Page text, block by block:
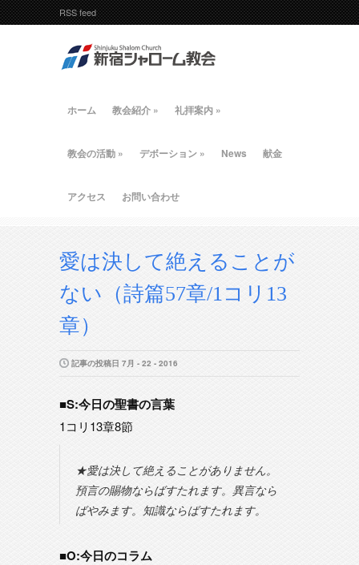
RSS feed
ホーム 教会紹介 » 礼拝案内 »
教会の活動 » デボーション » News 献金
アクセス お問い合わせ
愛は決して絶えることが
ない（詩篇57章/1コリ13
章）
記事の投稿日 7月 - 22 - 2016
■S:今日の聖書の言葉
1コリ13章8節
★愛は決して絶えることがありません。
預言の賜物ならばすたれます。異言なら
ばやみます。知識ならばすたれます。
■O:今日のコラム